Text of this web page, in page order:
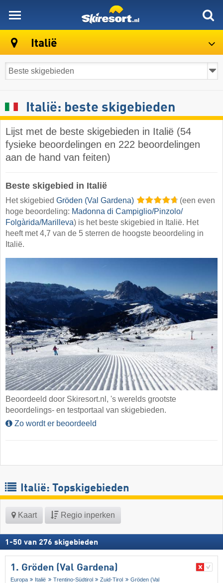
Italië
Italië: beste skigebieden
Lijst met de beste skigebieden in Italië (54
fysieke beoordelingen en 222 beoordelingen
aan de hand van feiten)
Beste skigebied in Italië
Het skigebied Gröden (Val Gardena)
(een even
hoge beoordeling: Madonna di Campiglio/​Pinzolo/​
Folgàrida/​Marilleva) is het beste skigebied in Italië. Het
heeft met 4,7 van de 5 sterren de hoogste beoordeling in
Italië.
Beoordeeld door Skiresort.nl, 's werelds grootste
beoordelings- en testportaal van skigebieden.
Zo wordt er beoordeeld
Italië: Topskigebieden
Kaart Regio inperken
1 -50 van 276 skigebieden
1. Gröden (Val Gardena)
Europa Italië Trentino-Südtirol Zuid-Tirol
Gröden (Val